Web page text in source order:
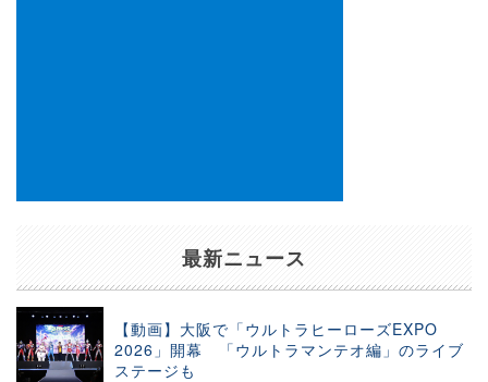
最新ニュース
【動画】大阪で「ウルトラヒーローズEXPO
2026」開幕 「ウルトラマンテオ編」のライブ
ステージも